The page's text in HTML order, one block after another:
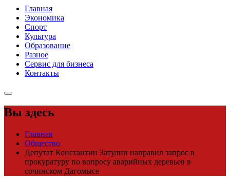
Главная
Экономика
Спорт
Культура
Образование
Разное
Сервис для бизнеса
Контакты
Вы здесь
Главная
Общество
Депутат Константин Затулин направил запрос в
прокуратуру по вопросу аварийных деревьев в
сочинском Дагомысе